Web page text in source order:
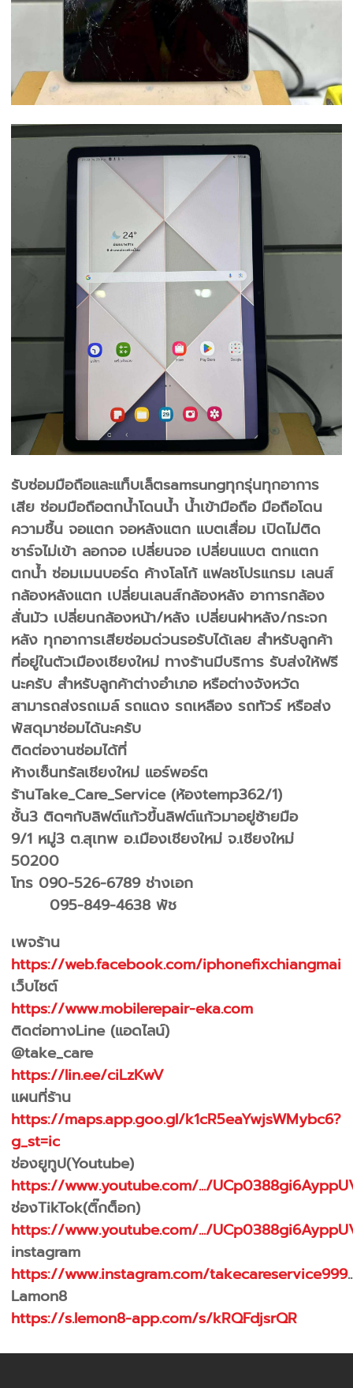
รับซ่อมมือถือและแท็บเล็ตsamsungทุกรุ่นทุกอาการ
เสีย ซ่อมมือถือตกน้ำโดนน้ำ น้ำเข้ามือถือ มือถือโดน
ความชื้น จอแตก จอหลังแตก แบตเสื่อม เปิดไม่ติด
ชาร์จไม่เข้า ลอกจอ เปลี่ยนจอ เปลี่ยนแบต ตกแตก
ตกน้ำ ซ่อมเมนบอร์ด ค้างโลโก้ แฟลชโปรแกรม เลนส์
กล้องหลังแตก เปลี่ยนเลนส์กล้องหลัง อาการกล้อง
สั่นมัว เปลี่ยนกล้องหน้า/หลัง เปลี่ยนฝาหลัง/กระจก
หลัง ทุกอาการเสียซ่อมด่วนรอรับได้เลย สำหรับลูกค้า
ที่อยู่ในตัวเมืองเชียงใหม่ ทางร้านมีบริการ รับส่งให้ฟรี
นะครับ สำหรับลูกค้าต่างอำเภอ หรือต่างจังหวัด
สามารถส่งรถเมล์ รถแดง รถเหลือง รถทัวร์ หรือส่ง
พัสดุมาซ่อมได้นะครับ
ติดต่องานซ่อมได้ที่
ห้างเซ็นทรัลเชียงใหม่ แอร์พอร์ต
ร้านTake_Care_Service (ห้องtemp362/1)
ชั้น3 ติดๆกับลิฟต์แก้วขึ้นลิฟต์แก้วมาอยู่ซ้ายมือ
9/1 หมู่3 ต.สุเทพ อ.เมืองเชียงใหม่ จ.เชียงใหม่
50200
โทร 090-526-6789 ช่างเอก
095-849-4638 พัช
เพจร้าน
https://web.facebook.com/iphonefixchiangmai
เว็บไซต์
https://www.mobilerepair-eka.com
ติดต่อทางLine (แอดไลน์)
@take_care
https://lin.ee/ciLzKwV
แผนที่ร้าน
https://maps.app.goo.gl/k1cR5eaYwjsWMybc6?
g_st=ic
ช่องยูทูป(Youtube)
https://www.youtube.com/.../
ช่องTikTok(ติ๊กต็อก)
https://www.youtube.com/.../
instagram
https://www.instagram.com/takecareservice999
Lamon8
https://s.lemon8-app.com/s/kRQFdjsrQR